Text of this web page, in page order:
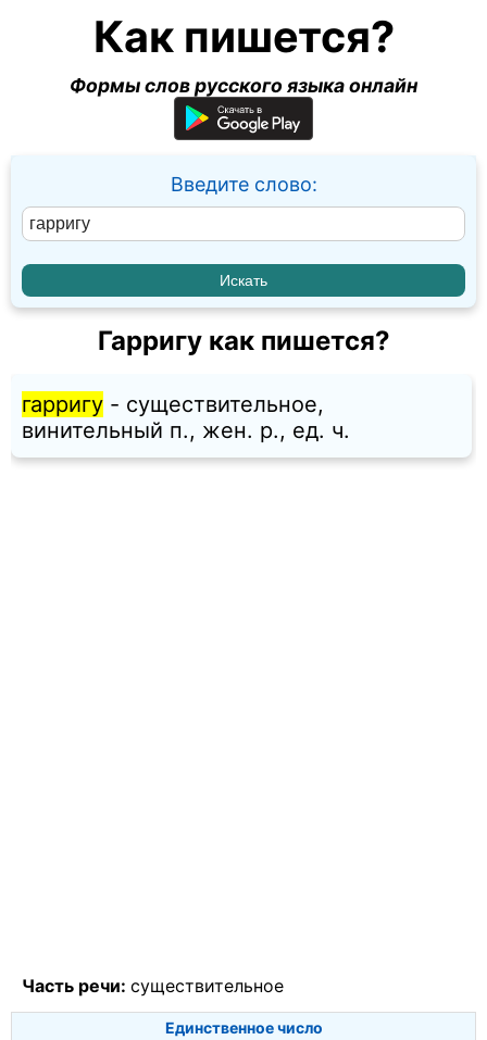
Как пишется?
Формы слов русского языка онлайн
Введите слово:
Гарригу как пишется?
гарригу - существительное,
винительный п., жен. p., ед. ч.
Часть речи: существительное
Единственное число